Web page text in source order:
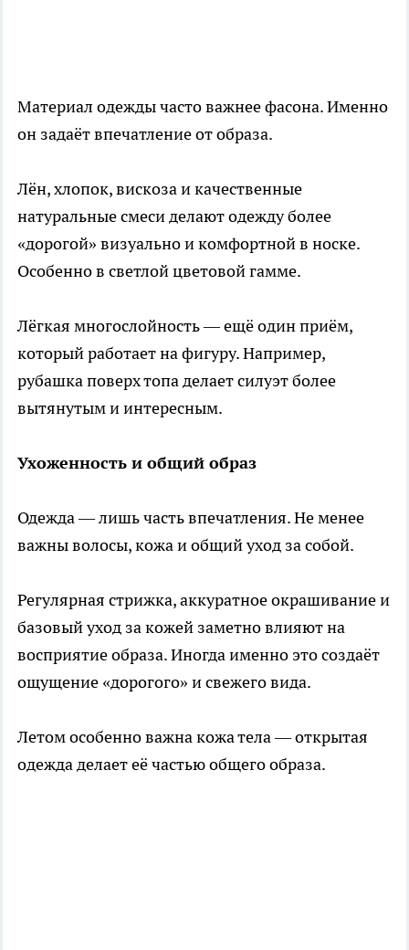
Материал одежды часто важнее фасона. Именно
он задаёт впечатление от образа.
Лён, хлопок, вискоза и качественные
натуральные смеси делают одежду более
«дорогой» визуально и комфортной в носке.
Особенно в светлой цветовой гамме.
Лёгкая многослойность — ещё один приём,
который работает на фигуру. Например,
рубашка поверх топа делает силуэт более
вытянутым и интересным.
Ухоженность и общий образ
Одежда — лишь часть впечатления. Не менее
важны волосы, кожа и общий уход за собой.
Регулярная стрижка, аккуратное окрашивание и
базовый уход за кожей заметно влияют на
восприятие образа. Иногда именно это создаёт
ощущение «дорогого» и свежего вида.
Летом особенно важна кожа тела — открытая
одежда делает её частью общего образа.